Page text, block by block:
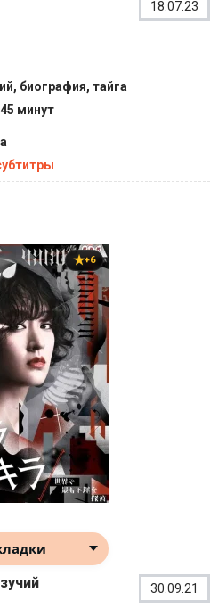
18.07.23
биография, тайга
минут
+6
30.09.21